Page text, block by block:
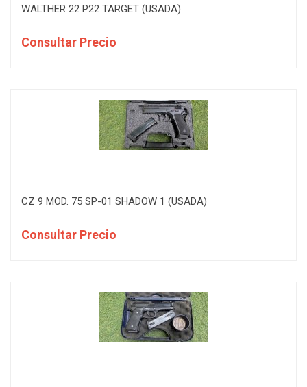
WALTHER 22 P22 TARGET (USADA)
Consultar Precio
CZ 9 MOD. 75 SP-01 SHADOW 1 (USADA)
Consultar Precio